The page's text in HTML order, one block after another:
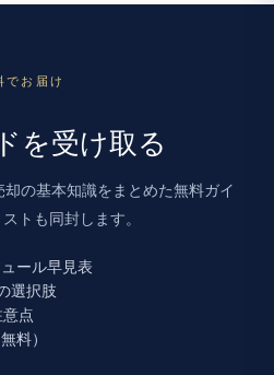
お届け
を受け取る
の基本知識をまとめた無料ガイ
トも同封します。
ール早見表
選択肢
点
料）